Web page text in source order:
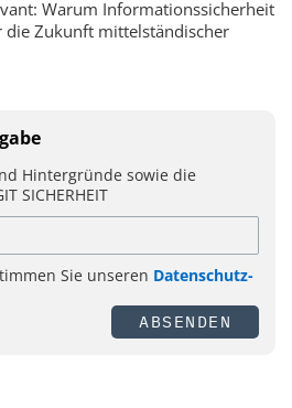
Warum Informationssicherheit
die Zukunft mittelständischer
Hintergründe sowie die
SICHERHEIT
Sie unseren Datenschutz-
ABSENDEN